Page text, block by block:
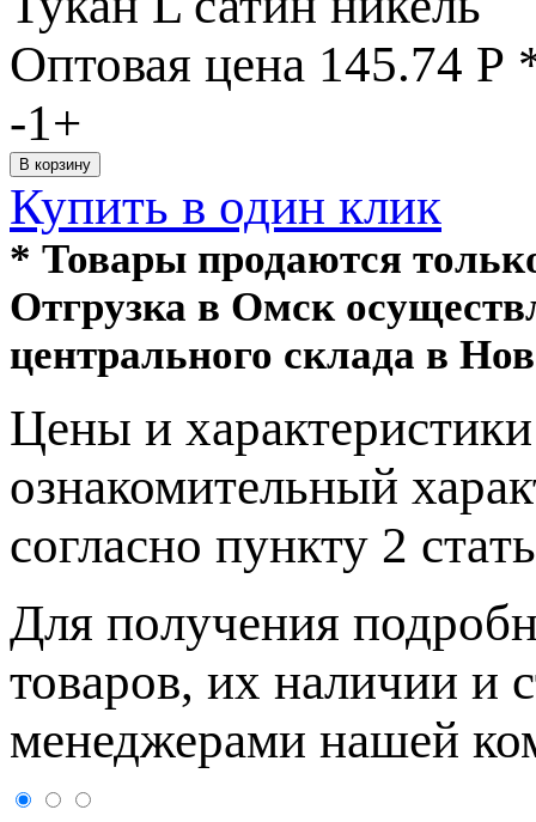
Оптовая цена 145.74 Р
-1+
Купить в один клик
* Товары продаются
Отгрузка в Омск
центрального склада в
Цeны и
ознакомительный
согласно пункту 2
Для пoлучения
товaров, их нaличии и
менеджерами нашей